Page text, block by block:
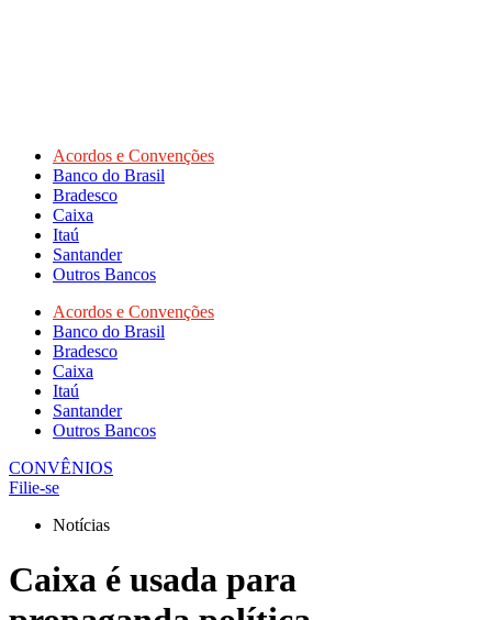
Acordos e Convenções
Banco do Brasil
Bradesco
Caixa
Itaú
Santander
Outros Bancos
Acordos e Convenções
Banco do Brasil
Bradesco
Caixa
Itaú
Santander
Outros Bancos
CONVÊNIOS
Filie-se
Notícias
Caixa é usada para